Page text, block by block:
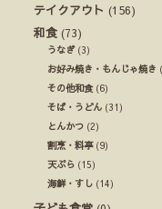
テイクアウト (156)
和食 (73)
うなぎ(3)
お好み焼き・もんじゃ焼き
その他和食(6)
そば・うどん (31)
とんかつ (2)
割烹・料亭(9)
天ぷら (15)
海鮮・すし (14)